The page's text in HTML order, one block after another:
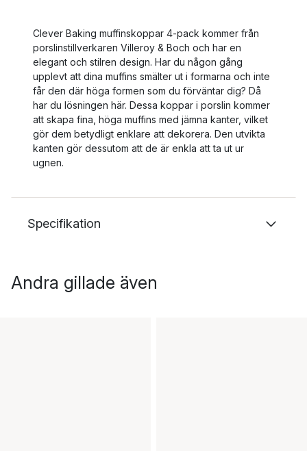
Clever Baking muffinskoppar 4-pack kommer från
porslinstillverkaren Villeroy & Boch och har en
elegant och stilren design. Har du någon gång
upplevt att dina muffins smälter ut i formarna och inte
får den där höga formen som du förväntar dig? Då
har du lösningen här. Dessa koppar i porslin kommer
att skapa fina, höga muffins med jämna kanter, vilket
gör dem betydligt enklare att dekorera. Den utvikta
kanten gör dessutom att de är enkla att ta ut ur
ugnen.
Specifikation
Andra gillade även